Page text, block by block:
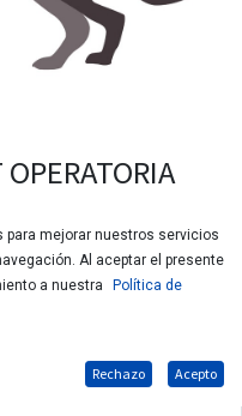
mejorar nuestros servicios
Al aceptar el presente
a nuestra
Política de
Rechazo Acepto